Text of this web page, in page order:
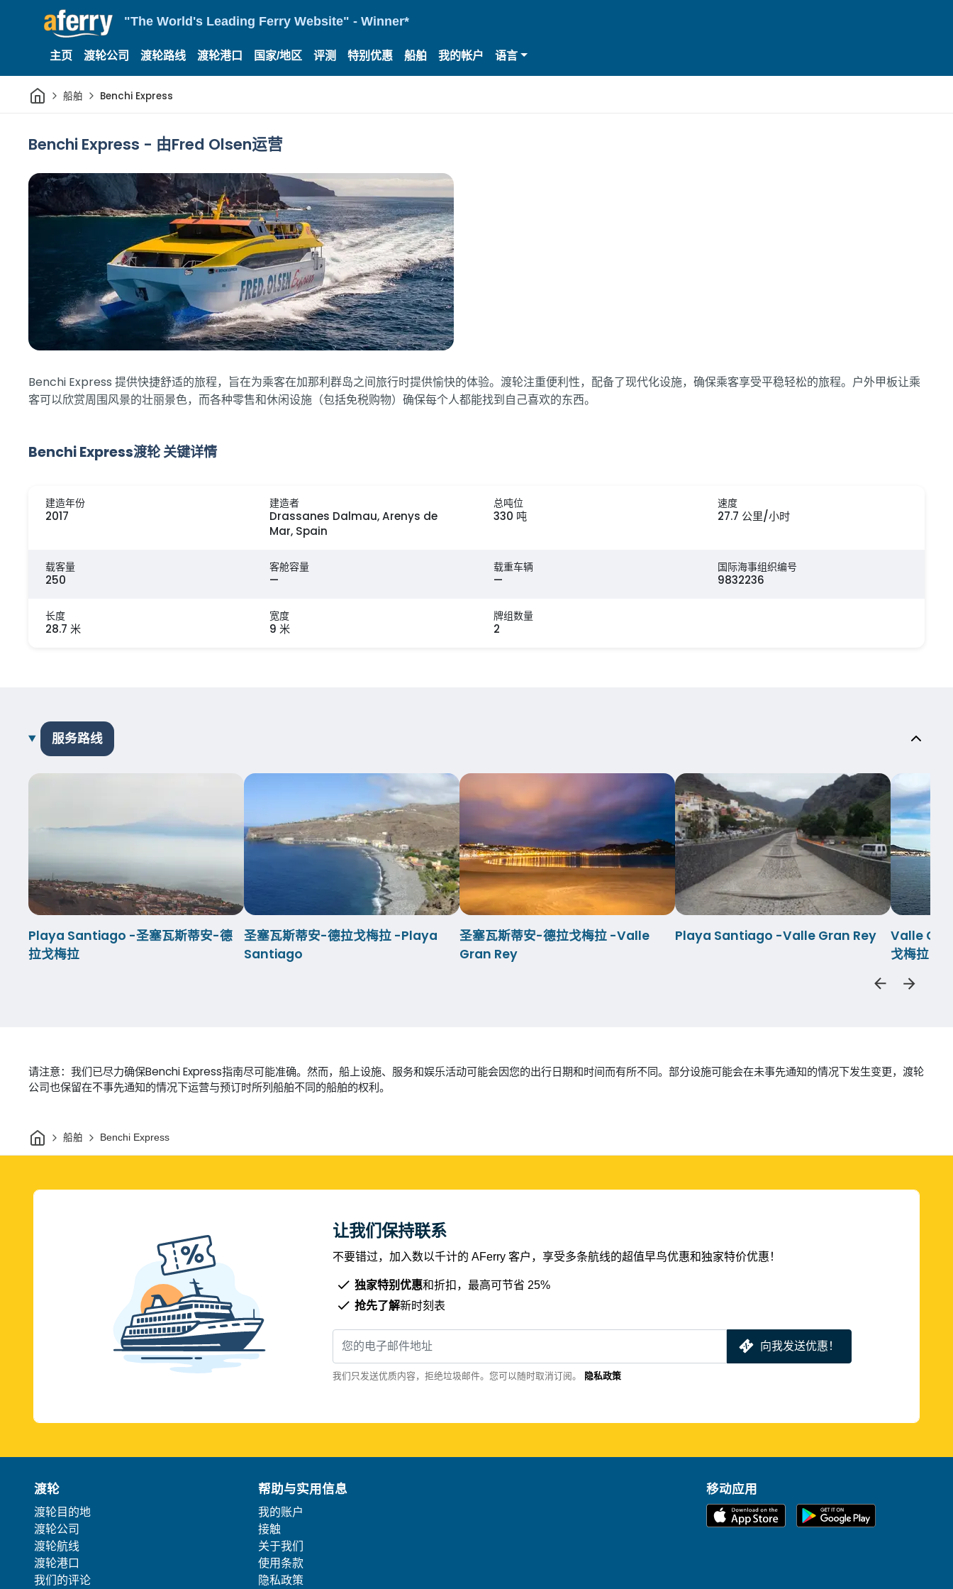
"The World's Leading Ferry Website" - Winner*
主页 渡轮公司 渡轮路线 渡轮港口 国家/地区 评测 特别优惠 船舶 我的帐户 语言
家 船舶 Benchi Express
Benchi Express - 由Fred Olsen运营
Benchi Express 提供快捷舒适的旅程，旨在为乘客在加那利群岛之间旅行时提供愉快的体验。渡轮注重便利性，配备了现代化设施，确保乘客享受平稳轻松的旅程。户外甲板让乘
客可以欣赏周围风景的壮丽景色，而各种零售和休闲设施（包括免税购物）确保每个人都能找到自己喜欢的东西。
Benchi Express渡轮 关键详情
建造年份
2017
建造者
Drassanes Dalmau, Arenys de
Mar, Spain
总吨位
330 吨
速度
27.7 公里/小时
载客量
250
客舱容量
—
载重车辆
—
国际海事组织编号
9832236
长度
28.7 米
宽度
9 米
牌组数量
2
服务路线
Playa Santiago -圣塞瓦斯蒂安-德
拉戈梅拉
圣塞瓦斯蒂安-德拉戈梅拉 -Playa
Santiago
圣塞瓦斯蒂安-德拉戈梅拉 -Valle
Gran Rey
Playa Santiago -Valle Gran Rey
Valle
戈梅拉
请注意：我们已尽力确保Benchi Express指南尽可能准确。然而，船上设施、服务和娱乐活动可能会因您的出行日期和时间而有所不同。部分设施可能会在未事先通知的情况下发生变更，渡轮
公司也保留在不事先通知的情况下运营与预订时所列船舶不同的船舶的权利。
家 船舶 Benchi Express
让我们保持联系
不要错过，加入数以千计的 AFerry 客户，享受多条航线的超值早鸟优惠和独家特价优惠！
独家特别优惠和折扣，最高可节省 25%
抢先了解新时刻表
向我发送优惠！
我们只发送优质内容，拒绝垃圾邮件。您可以随时取消订阅。 隐私政策
渡轮
渡轮目的地
渡轮公司
渡轮航线
渡轮港口
我们的评论
帮助与实用信息
我的账户
接触
关于我们
使用条款
隐私政策
移动应用